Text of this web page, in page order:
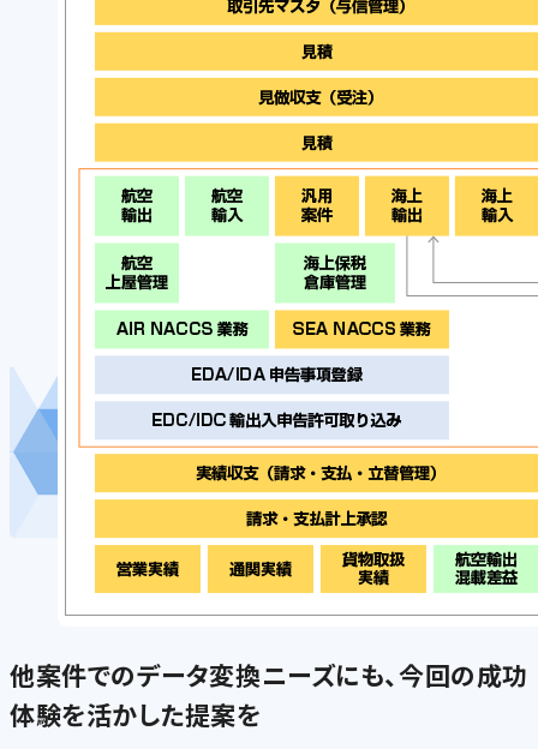
他案件でのデータ変換ニーズにも、今回の成功
体験を活かした提案を